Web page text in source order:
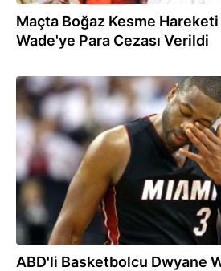
Maçta Boğaz Kesme
Wade'ye Para Cezası Verildi
27.08.2016
ABD'li Basketbolcu Dwyane